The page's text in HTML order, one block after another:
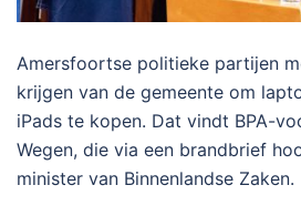
Amersfoortse politieke partijen
krijgen van de gemeente om
iPads te kopen. Dat vindt BPA-
Wegen, die via een brandbrief
minister van Binnenlandse Zaken.